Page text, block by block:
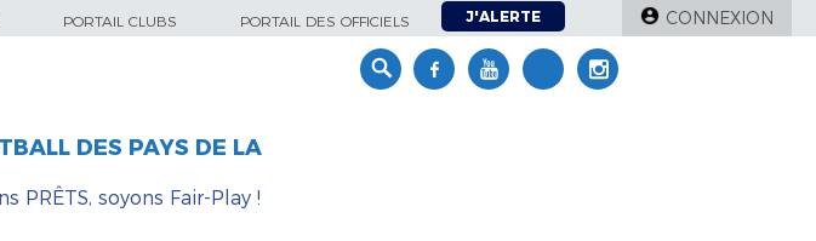
PORTAIL CLUBS PORTAIL DES OFFICIELS J'ALERTE CONNEXION
DES PAYS DE LA
PRÊTS, soyons Fair-Play !